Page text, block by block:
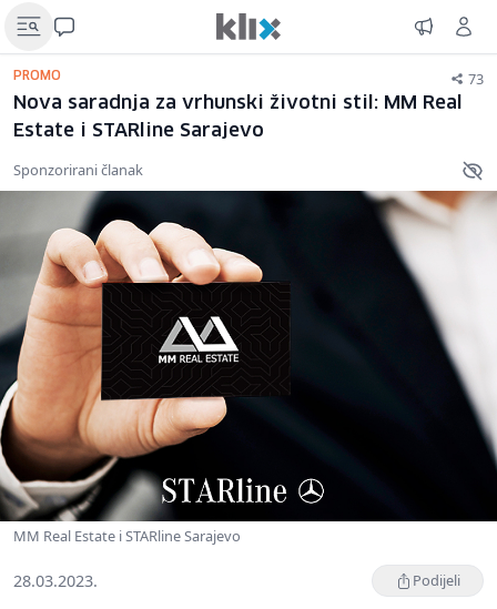
PROMO 73
Nova saradnja za vrhunski životni stil: MM Real
Estate i STARline Sarajevo
Sponzorirani članak
MM Real Estate i STARline Sarajevo
28.03.2023. Podijeli